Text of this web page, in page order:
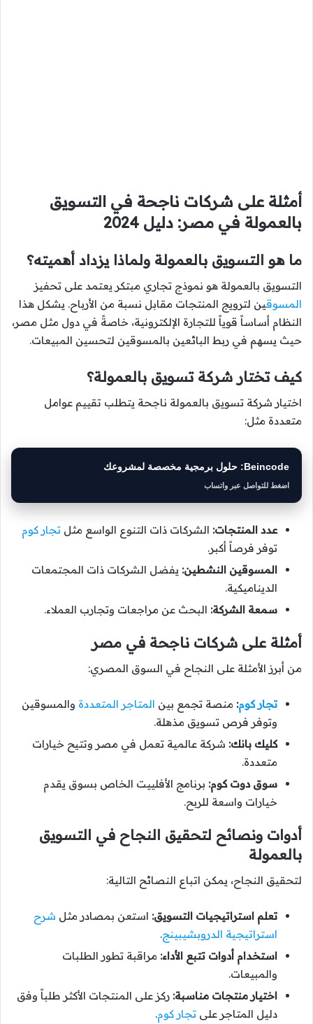
أمثلة على شركات ناجحة في التسويق
بالعمولة في مصر: دليل 2024
ما هو التسويق بالعمولة ولماذا يزداد أهميته؟
التسويق بالعمولة هو نموذج تجاري مبتكر يعتمد على تحفيز
المسوقين لترويج المنتجات مقابل نسبة من الأرباح. يشكل هذا
النظام أساساً قوياً للتجارة الإلكترونية، خاصةً في دول مثل مصر،
حيث يسهم في ربط البائعين بالمسوقين لتحسين المبيعات.
كيف تختار شركة تسويق بالعمولة؟
اختيار شركة تسويق بالعمولة ناجحة يتطلب تقييم عوامل
متعددة مثل:
Beincode: حلول برمجية مخصصة لمشروعك
اضغط للتواصل عبر واتساب
عدد المنتجات: الشركات ذات التنوع الواسع مثل تجار كوم
توفر فرصاً أكبر.
المسوقين النشطين: يفضل الشركات ذات المجتمعات
الديناميكية.
سمعة الشركة: البحث عن مراجعات وتجارب العملاء.
أمثلة على شركات ناجحة في مصر
من أبرز الأمثلة على النجاح في السوق المصري:
تجار كوم: منصة تجمع بين المتاجر المتعددة والمسوقين
وتوفر فرص تسويق مذهلة.
كليك بانك: شركة عالمية تعمل في مصر وتتيح خيارات
متعددة.
سوق دوت كوم: برنامج الأفلييت الخاص بسوق يقدم
خيارات واسعة للربح.
أدوات ونصائح لتحقيق النجاح في التسويق
بالعمولة
لتحقيق النجاح، يمكن اتباع النصائح التالية:
تعلم استراتيجيات التسويق: استعن بمصادر مثل شرح
استراتيجية الدروبشيبينج.
استخدام أدوات تتبع الأداء: مراقبة تطور الطلبات
والمبيعات.
اختيار منتجات مناسبة: ركز على المنتجات الأكثر طلباً وفق
دليل المتاجر على تجار كوم.